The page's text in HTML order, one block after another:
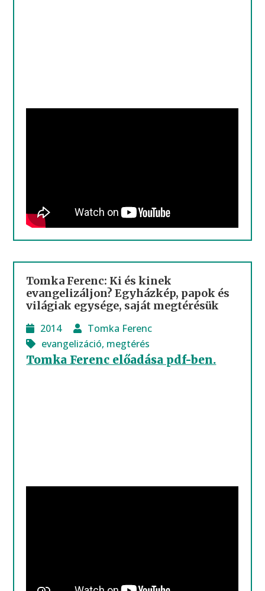
Tomka Ferenc: Ki és kinek
evangelizáljon? Egyházkép, papok és
világiak egysége, saját megtérésük
2014
Tomka Ferenc
evangelizáció, megtérés
Tomka Ferenc előadása pdf-ben.